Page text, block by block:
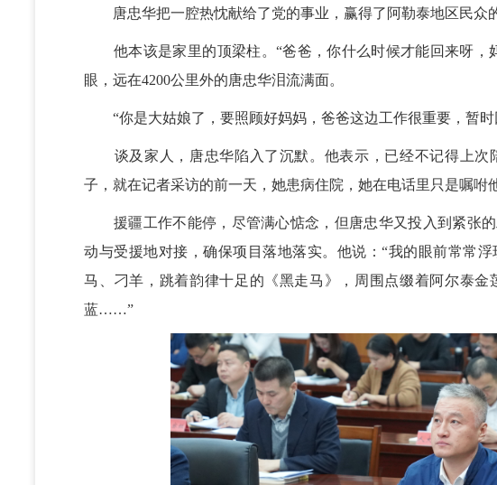
唐忠华把一腔热忱献给了党的事业，赢得了阿勒泰地区民众
他本该是家里的顶梁柱。“爸爸，你什么时候才能回来呀，
眼，远在4200公里外的唐忠华泪流满面。
“你是大姑娘了，要照顾好妈妈，爸爸这边工作很重要，暂
谈及家人，唐忠华陷入了沉默。他表示，已经不记得上次
子，就在记者采访的前一天，她患病住院，她在电话里只是嘱咐
援疆工作不能停，尽管满心惦念，但唐忠华又投入到紧张的
动与受援地对接，确保项目落地落实。他说：“我的眼前常常
马、刁羊，跳着韵律十足的《黑走马》，周围点缀着阿尔泰
蓝……”